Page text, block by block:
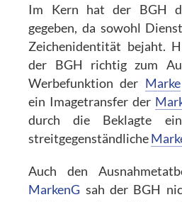
Im Kern hat der BGH
gegeben, da sowohl
Zeichenidentität bejaht.
der BGH richtig zum
Werbefunktion der Marke
ein Imagetransfer der
durch die Beklagte
streitgegenständliche
Auch den
MarkenG sah der BGH